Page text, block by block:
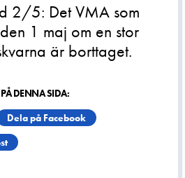
2/5: Det VMA som
1 maj om en stor
är borttaget.
DENNA SIDA:
Dela på Facebook